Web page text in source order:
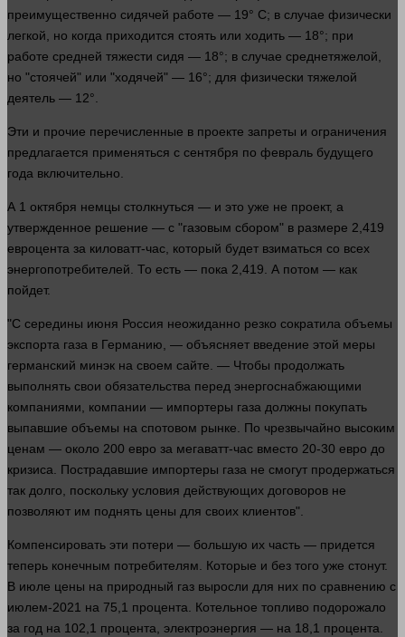
преимущественно сидячей работе — 19° C; в случае физически
легкой, но когда приходится стоять или ходить — 18°; при
работе средней тяжести сидя — 18°; в случае среднетяжелой,
но "стоячей" или "ходячей" — 16°; для физически тяжелой
деятель — 12°.
Эти и прочие перечисленные в проекте запреты и ограничения
предлагается применяться с сентября по февраль будущего
года включительно.
А 1 октября немцы столкнуться — и это уже не проект, а
утвержденное решение — с "газовым сбором" в размере 2,419
евроцента за киловатт-час, который будет взиматься со всех
энергопотребителей. То есть — пока 2,419. А потом — как
пойдет.
"С середины июня Россия неожиданно резко сократила объемы
экспорта газа в Германию, — объясняет введение этой меры
германский минэк на своем сайте. — Чтобы продолжать
выполнять свои обязательства перед энергоснабжающими
компаниями, компании — импортеры газа должны покупать
выпавшие объемы на спотовом рынке. По чрезвычайно высоким
ценам — около 200 евро за мегаватт-час вместо 20-30 евро до
кризиса. Пострадавшие импортеры газа не смогут продержаться
так долго , поскольку условия действующих договоров не
позволяют им поднять цены для своих клиентов".
Компенсировать эти потери — большую их часть — придется
теперь конечным потребителям. Которые и без того уже стонут.
В июле цены на природный газ выросли для них по сравнению с
июлем-2021 на 75,1 процента. Котельное топливо подорожало
за год на 102,1 процента, электроэнергия — на 18,1 процента.